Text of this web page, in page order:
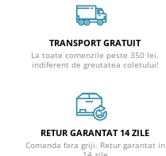
TRANSPORT GRATUIT
La toate comenzile peste 350 lei,
indiferent de greutatea coletului!
RETUR GARANTAT 14 ZILE
Comanda fara griji. Retur garantat in